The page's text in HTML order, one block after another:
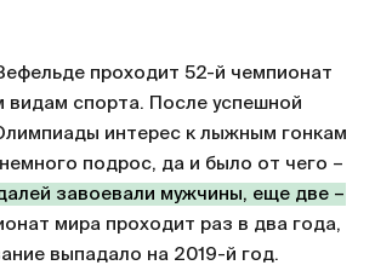
проходит 52-й чемпионат
спорта. После успешной
интерес к лыжным гонкам
подрос, да и было от чего –
завоевали мужчины, еще две –
мира проходит раз в два года,
выпадало на 2019-й год.